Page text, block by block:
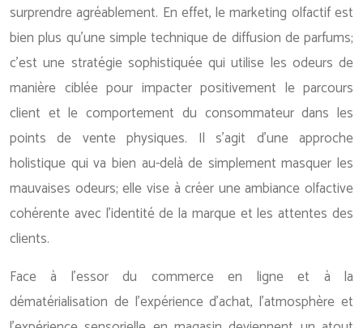
surprendre agréablement. En effet, le marketing olfactif est
bien plus qu’une simple technique de diffusion de parfums;
c’est une stratégie sophistiquée qui utilise les odeurs de
manière ciblée pour impacter positivement le parcours
client et le comportement du consommateur dans les
points de vente physiques. Il s’agit d’une approche
holistique qui va bien au-delà de simplement masquer les
mauvaises odeurs; elle vise à créer une ambiance olfactive
cohérente avec l’identité de la marque et les attentes des
clients.
Face à l’essor du commerce en ligne et à la
dématérialisation de l’expérience d’achat, l’atmosphère et